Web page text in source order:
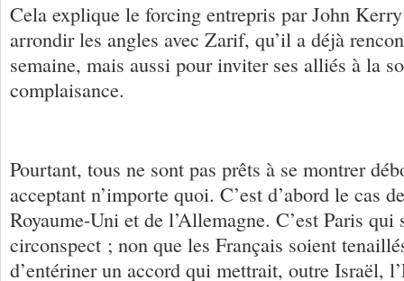
Cela explique le forcing entrepris par John
arrondir les angles avec Zarif, qu’il a déjà
semaine, mais aussi pour inviter ses alliés à la
complaisance.
Pourtant, tous ne sont pas prêts à se montrer
acceptant n’importe quoi. C’est d’abord le cas
Royaume-Uni et de l’Allemagne. C’est Paris
circonspect ; non que les Français soient
d’entériner un accord qui mettrait, outre Israël,